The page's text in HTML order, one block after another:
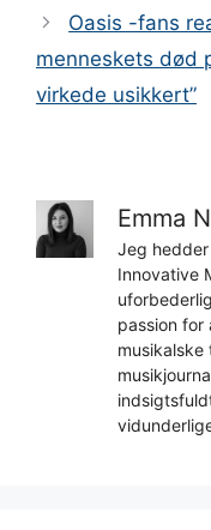
Oasis -fans
menneskets død
virkede usikkert”
Emma
Jeg
Innovative
passion for
musikalske